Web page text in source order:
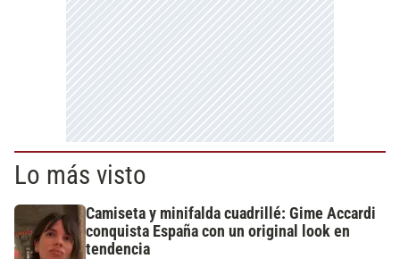
Lo más visto
Camiseta y minifalda cuadrillé: Gime Accardi
conquista España con un original look en
tendencia